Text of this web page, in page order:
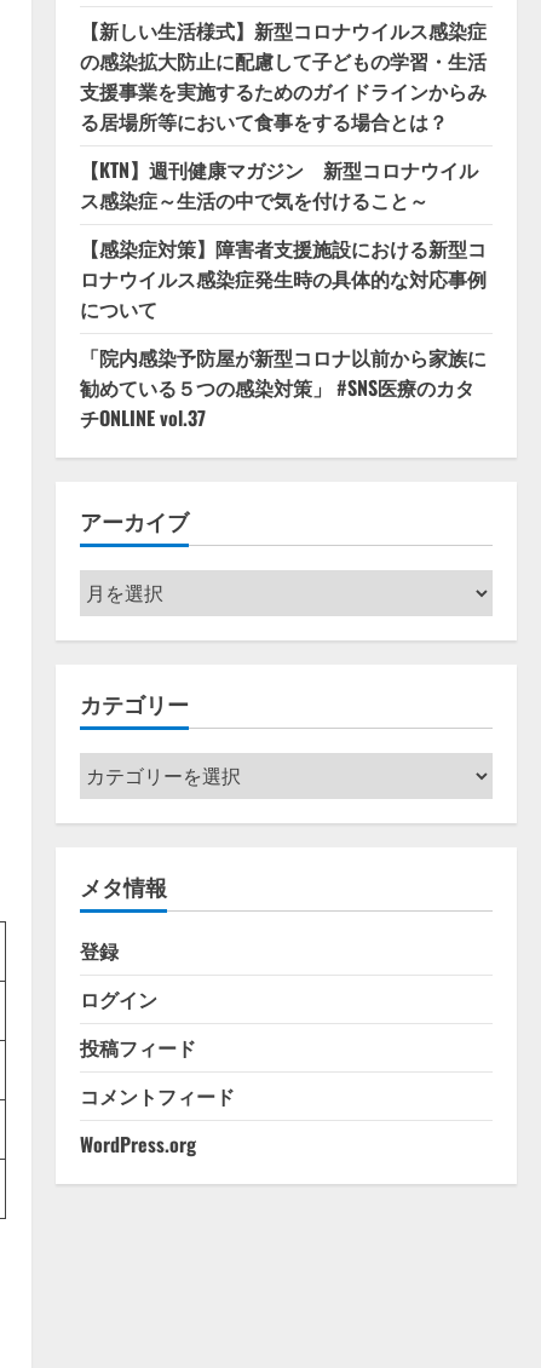
【新しい生活様式】新型コロナウイルス感染症
の感染拡大防止に配慮して子どもの学習・生活
支援事業を実施するためのガイドラインからみ
る居場所等において食事をする場合とは？
【KTN】週刊健康マガジン 新型コロナウイル
ス感染症～生活の中で気を付けること～
【感染症対策】障害者支援施設における新型コ
ロナウイルス感染症発生時の具体的な対応事例
について
「院内感染予防屋が新型コロナ以前から家族に
勧めている５つの感染対策」 #SNS医療のカタ
チONLINE vol.37
アーカイブ
ア
ー
カ
ブ
カテゴリー
カ
テ
ゴ
ー
メタ情報
登録
ログイン
投稿フィード
コメントフィード
WordPress.org